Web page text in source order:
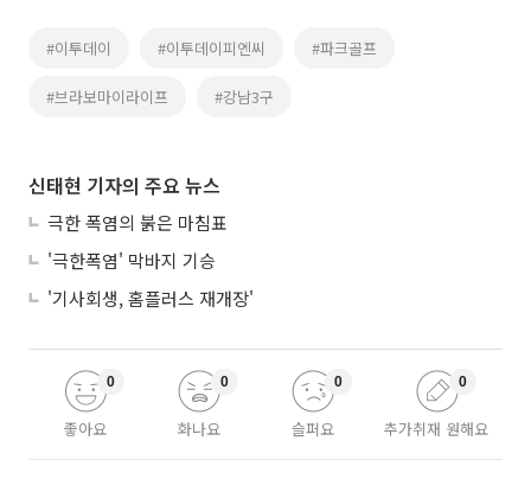
#이투데이 #이투데이피엔씨 #파크골프
#브라보마이라이프 #강남3구
신태현 기자의 주요 뉴스
극한 폭염의 붉은 마침표
'극한폭염' 막바지 기승
'기사회생, 홈플러스 재개장'
좋아요
0
화나요
0
슬퍼요
0
추가취재 원해요
0